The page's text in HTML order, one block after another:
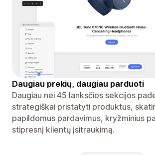
Daugiau prekių, daugiau parduoti
Daugiau nei 45 lanksčios sekcijos
strategiškai pristatyti produktus,
papildomus pardavimus, kryžminius
stipresnį klientų įsitraukimą.